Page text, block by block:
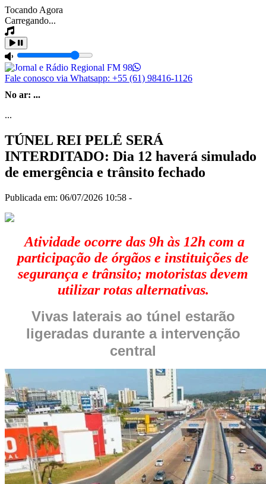
Tocando Agora
Carregando...
Fale conosco via Whatsapp: +55 (61) 98416-1126
No ar: ...
...
TÚNEL REI PELÉ SERÁ
INTERDITADO: Dia 12 haverá simulado
de emergência e trânsito fechado
Publicada em: 06/07/2026 10:58 -
Atividade ocorre das 9h às 12h com a
participação de órgãos e instituições de
segurança e trânsito; motoristas devem
utilizar rotas alternativas.
Vivas laterais ao túnel estarão
ligeradas durante a intervenção
central